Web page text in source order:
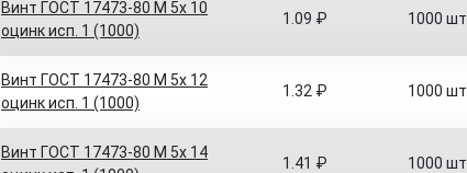
Винт ГОСТ 17473-80 M 5x 10
оцинк исп. 1 (1000)
1.09 ₽ 1000 шт.
Винт ГОСТ 17473-80 M 5x 12
оцинк исп. 1 (1000)
1.32 ₽ 1000 шт.
Винт ГОСТ 17473-80 M 5x 14
1.41 ₽ 1000 шт.